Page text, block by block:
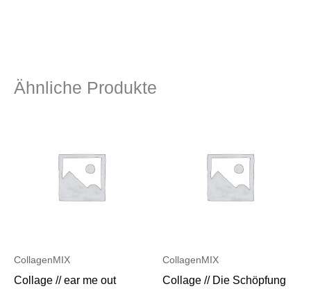
Ähnliche Produkte
CollagenMIX
Collage // ear me out
CollagenMIX
Collage // Die Schöpfung